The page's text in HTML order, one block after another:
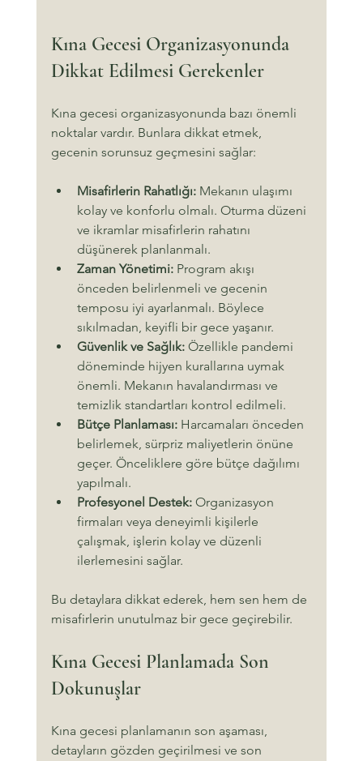
Kına Gecesi Organizasyonunda
Dikkat Edilmesi Gerekenler
Kına gecesi organizasyonunda bazı önemli
noktalar vardır. Bunlara dikkat etmek,
gecenin sorunsuz geçmesini sağlar:
Misafirlerin Rahatlığı: Mekanın ulaşımı
kolay ve konforlu olmalı. Oturma düzeni
ve ikramlar misafirlerin rahatını
düşünerek planlanmalı.
Zaman Yönetimi: Program akışı
önceden belirlenmeli ve gecenin
temposu iyi ayarlanmalı. Böylece
sıkılmadan, keyifli bir gece yaşanır.
Güvenlik ve Sağlık: Özellikle pandemi
döneminde hijyen kurallarına uymak
önemli. Mekanın havalandırması ve
temizlik standartları kontrol edilmeli.
Bütçe Planlaması: Harcamaları önceden
belirlemek, sürpriz maliyetlerin önüne
geçer. Önceliklere göre bütçe dağılımı
yapılmalı.
Profesyonel Destek: Organizasyon
firmaları veya deneyimli kişilerle
çalışmak, işlerin kolay ve düzenli
ilerlemesini sağlar.
Bu detaylara dikkat ederek, hem sen hem de
misafirlerin unutulmaz bir gece geçirebilir.
Kına Gecesi Planlamada Son
Dokunuşlar
Kına gecesi planlamanın son aşaması,
detayların gözden geçirilmesi ve son